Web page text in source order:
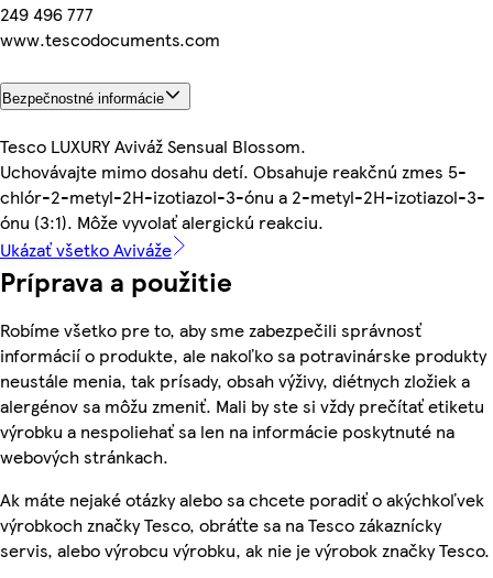
249 496 777
www.tescodocuments.com
Bezpečnostné informácie
Tesco LUXURY Aviváž Sensual Blossom.
Uchovávajte mimo dosahu detí. Obsahuje reakčnú zmes 5-
chlór-2-metyl-2H-izotiazol-3-ónu a 2-metyl-2H-izotiazol-3-
ónu (3:1). Môže vyvolať alergickú reakciu.
Ukázať všetko Aviváže
Príprava a použitie
Robíme všetko pre to, aby sme zabezpečili správnosť
informácií o produkte, ale nakoľko sa potravinárske produkty
neustále menia, tak prísady, obsah výživy, diétnych zložiek a
alergénov sa môžu zmeniť. Mali by ste si vždy prečítať etiketu
výrobku a nespoliehať sa len na informácie poskytnuté na
webových stránkach.
Ak máte nejaké otázky alebo sa chcete poradiť o akýchkoľvek
výrobkoch značky Tesco, obráťte sa na Tesco zákaznícky
servis, alebo výrobcu výrobku, ak nie je výrobok značky Tesco.